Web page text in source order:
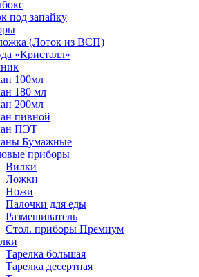
под запайку
(Лоток из ВСП)
«Кристалл»
100мл
180 мл
200мл
пивной
ПЭТ
Бумажные
приборы
Вилки
Ложки
Ножи
Палочки для еды
Размешиватель
Стол. приборы Премиум
Тарелка большая
Тарелка десертная